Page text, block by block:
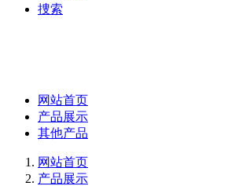
捜索
网站首页
产品展示
其他产品
网站首页
产品展示